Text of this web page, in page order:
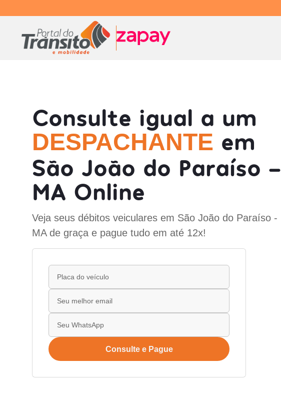
Consulte igual a um
DESPACHANTE em
São João do Paraíso -
MA Online
Veja seus débitos veiculares em São João do Paraíso -
MA de graça e pague tudo em até 12x!
Consulte e Pague